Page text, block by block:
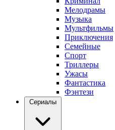
Мелодрамы
Музыка
Мультфильмы
Приключения
Семейные
Спорт
Триллеры
Ужасы
Фантастика
Фэнтези
Сериалы